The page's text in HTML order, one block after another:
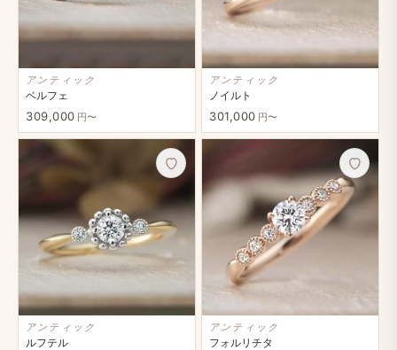
アンティック
ベルフェ
309,000 円〜
アンティック
ノイルト
301,000 円〜
アンティック
ルフテル
アンティック
フォルリチタ